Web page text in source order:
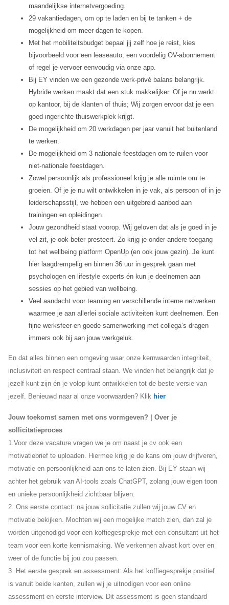
maandelijkse internetvergoeding.
29 vakantiedagen, om op te laden en bij te tanken + de
mogelijkheid om meer dagen te kopen.
Met het mobiliteitsbudget bepaal jij zelf hoe je reist, kies
bijvoorbeeld voor een leaseauto, een voordelig OV-abonnement
of regel je vervoer eenvoudig via onze app.
Bij EY vinden we een gezonde werk-privé balans belangrijk.
Hybride werken maakt dat een stuk makkelijker. Of je nu werkt
op kantoor, bij de klanten of thuis; Wij zorgen ervoor dat je een
goed ingerichte thuiswerkplek krijgt.
De mogelijkheid om 20 werkdagen per jaar vanuit het buitenland
te werken.
De mogelijkheid om 3 nationale feestdagen om te ruilen voor
niet-nationale feestdagen.
Zowel persoonlijk als professioneel krijg je alle ruimte om te
groeien. Of je je nu wilt ontwikkelen in je vak, als persoon of in je
leiderschapsstijl, we hebben een uitgebreid aanbod aan
trainingen en opleidingen.
Jouw gezondheid staat voorop. Wij geloven dat als je goed in je
vel zit, je ook beter presteert. Zo krijg je onder andere toegang
tot het wellbeing platform OpenUp (en ook jouw gezin). Je kunt
hier laagdrempelig en binnen 36 uur in gesprek gaan met
psychologen en lifestyle experts én kun je deelnemen aan
sessies op het gebied van wellbeing.
Veel aandacht voor teaming en verschillende interne netwerken
waarmee je aan allerlei sociale activiteiten kunt deelnemen. Een
fijne werksfeer en goede samenwerking met collega’s dragen
immers ook bij aan jouw werkgeluk.
En dat alles binnen een omgeving waar onze kernwaarden integriteit,
inclusiviteit en respect centraal staan. We vinden het belangrijk dat je
jezelf kunt zijn én je volop kunt ontwikkelen tot de beste versie van
jezelf. Benieuwd naar al onze voorwaarden? Klik hier
Jouw toekomst samen met ons vormgeven? | Over je
sollicitatieproces
1.Voor deze vacature vragen we je om naast je cv ook een
motivatiebrief te uploaden. Hiermee krijg je de kans om jouw drijfveren,
motivatie en persoonlijkheid aan ons te laten zien. Bij EY staan wij
achter het gebruik van AI-tools zoals ChatGPT, zolang jouw eigen toon
en unieke persoonlijkheid zichtbaar blijven.
2. Ons eerste contact: na jouw sollicitatie zullen wij jouw CV en
motivatie bekijken. Mochten wij een mogelijke match zien, dan zal je
worden uitgenodigd voor een koffiegesprekje met een consultant uit het
team voor een korte kennismaking. We verkennen alvast kort over en
weer of de functie bij jou zou passen.
3. Het eerste gesprek en assessment: Als het koffiegesprekje positief
is vanuit beide kanten, zullen wij je uitnodigen voor een online
assessment en eerste interview. Dit assessment is geen standaard